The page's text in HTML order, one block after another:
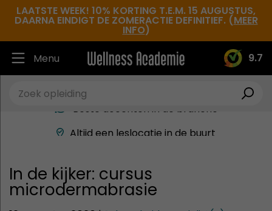
LAATSTE WEEK! 10% KORTING T.E.M. 15 AUGUSTUS,
DAARNA EINDIGT DE ZOMERACTIE DEFINITIEF. (MEER
INFO)
9.7
Menu
Ruim 30.000 tevreden studenten
Beste docenten in de branche
In de kijker: cursus
microdermabrasie